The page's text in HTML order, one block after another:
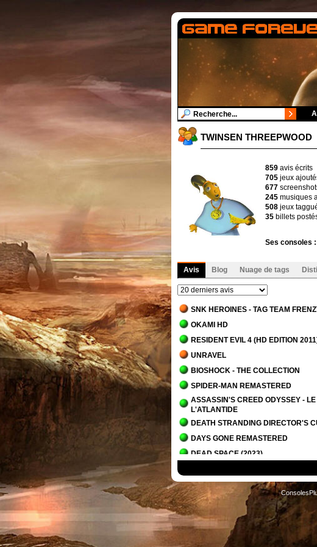
TWINSEN THREEPWOOD
859 avis écrits
705 jeux
677
245 musiques
508 jeux
35 billets
Ses consoles :
Avis Blog Nuage de tags
SNK HEROINES - TAG TEAM
OKAMI HD
RESIDENT EVIL 4 (HD EDITION
UNRAVEL
BIOSHOCK - THE COLLECTION
SPIDER-MAN REMASTERED
ASSASSIN'S CREED ODYSSEY -
L'ATLANTIDE
DEATH STRANDING DIRECTOR'S
DAYS GONE REMASTERED
DEAD SPACE (2023)
PLANET OF LANA
OVERCOOKED! - THE LOST MORSEL
ALAN WAKE 2
ALAN WAKE 2 - LA MAISON DU LAC
SCORN